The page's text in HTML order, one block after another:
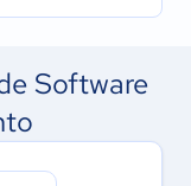
Software